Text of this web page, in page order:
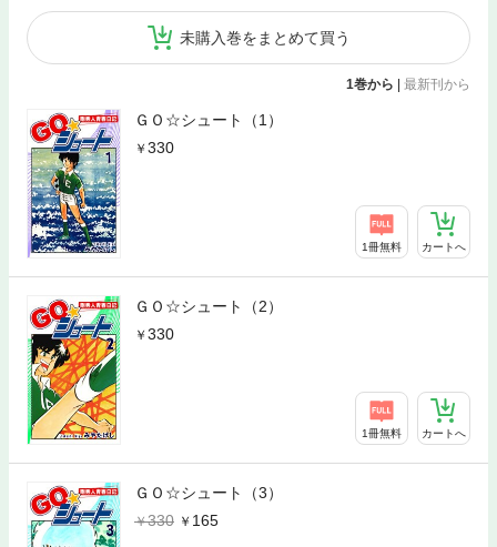
未購入巻をまとめて買う
1巻から 最新刊から
ＧＯ☆シュート（1）
330
1冊無料 カートへ
ＧＯ☆シュート（2）
330
1冊無料 カートへ
ＧＯ☆シュート（3）
330
165